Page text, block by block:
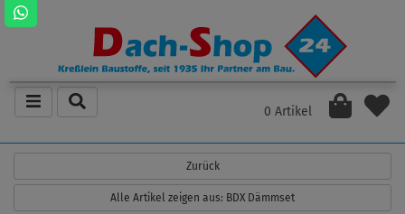
0 Artikel
Zurück
Alle Artikel zeigen aus: BDX Dämmset